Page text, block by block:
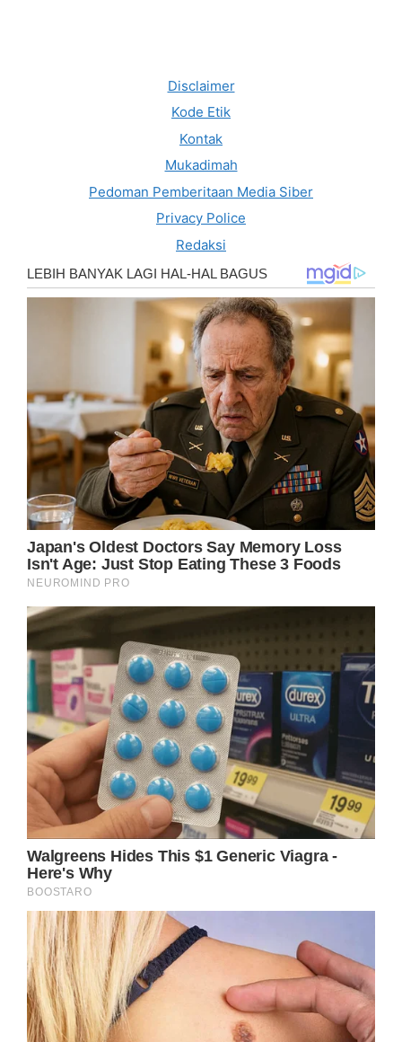
Disclaimer
Kode Etik
Kontak
Mukadimah
Pedoman Pemberitaan Media Siber
Privacy Police
Redaksi